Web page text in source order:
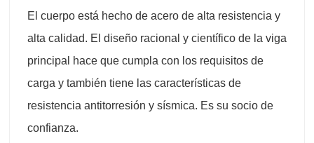
El cuerpo está hecho de acero de alta resistencia y
alta calidad. El diseño racional y científico de la viga
principal hace que cumpla con los requisitos de
carga y también tiene las características de
resistencia antitorresión y sísmica. Es su socio de
confianza.